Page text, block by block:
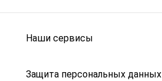
Наши сервисы
Защита персональных данных